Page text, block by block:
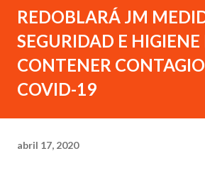
REDOBLARÁ JM
SEGURIDAD E HIGIENE
CONTENER
COVID-19
abril 17, 2020